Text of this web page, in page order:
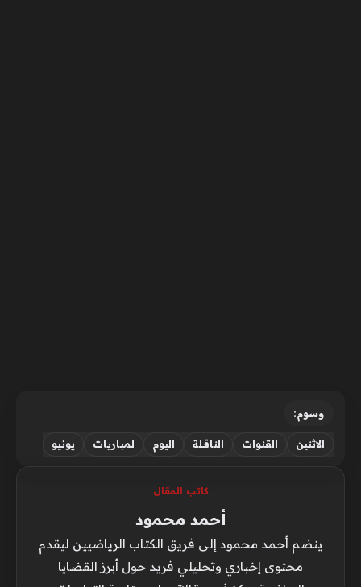
وسوم:
الاثنين القنوات الناقلة اليوم لمباريات يونيو
كاتب المقال
أحمد محمود
ينضم أحمد محمود إلى فريق الكتاب الرياضيين ليقدم
محتوى إخباري وتحليلي فريد حول أبرز القضايا